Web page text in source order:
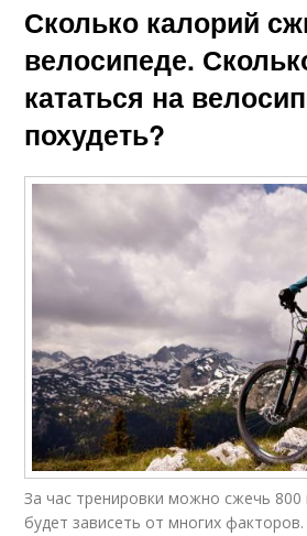
Сколько калорий
велосипеде.
кататься на
похудеть?
За час тренировки можно сжечь 800
будет зависеть от многих факторов.